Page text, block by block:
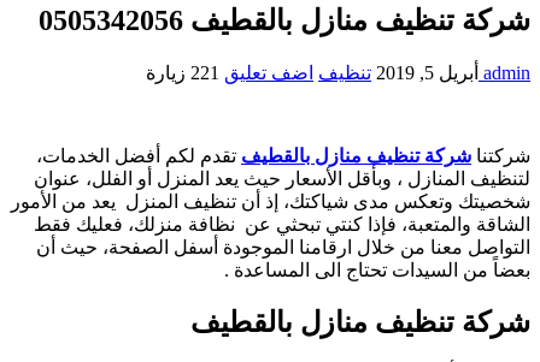
شركة تنظيف منازل بالقطيف 0505342056
admin أبريل 5, 2019 تنظيف اضف تعليق 221 زيارة
شركتنا شركة تنظيف منازل بالقطيف تقدم لكم أفضل الخدمات،
لتنظيف المنازل ، وبأقل الأسعار حيث يعد المنزل أو الفلل، عنوان
شخصيتك وتعكس مدى شياكتك، إذ أن تنظيف المنزل يعد من الأمور
الشاقة والمتعبة، فإذا كنتي تبحثي عن نظافة منزلك، فعليك فقط
التواصل معنا من خلال ارقامنا الموجودة أسفل الصفحة، حيث أن
بعضاً من السيدات تحتاج الى المساعدة .
شركة تنظيف منازل بالقطيف